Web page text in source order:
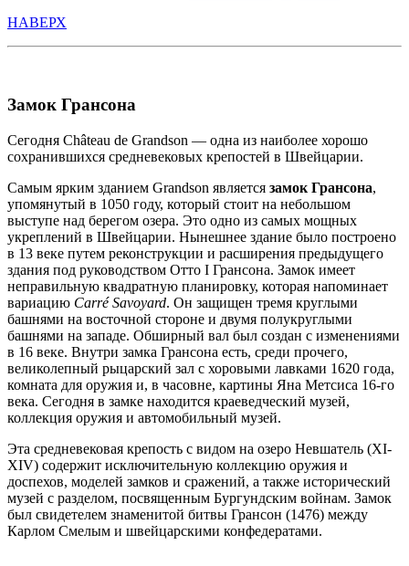
НАВЕРХ
Замок Грансона
Сегодня Château de Grandson — одна из наиболее хорошо
сохранившихся средневековых крепостей в Швейцарии.
Самым ярким зданием Grandson является замок Грансона,
упомянутый в 1050 году, который стоит на небольшом
выступе над берегом озера. Это одно из самых мощных
укреплений в Швейцарии. Нынешнее здание было построено
в 13 веке путем реконструкции и расширения предыдущего
здания под руководством Отто I Грансона. Замок имеет
неправильную квадратную планировку, которая напоминает
вариацию Carré Savoyard. Он защищен тремя круглыми
башнями на восточной стороне и двумя полукруглыми
башнями на западе. Обширный вал был создан с изменениями
в 16 веке. Внутри замка Грансона есть, среди прочего,
великолепный рыцарский зал с хоровыми лавками 1620 года,
комната для оружия и, в часовне, картины Яна Метсиса 16-го
века. Сегодня в замке находится краеведческий музей,
коллекция оружия и автомобильный музей.
Эта средневековая крепость с видом на озеро Невшатель (XI-
XIV) содержит исключительную коллекцию оружия и
доспехов, моделей замков и сражений, а также исторический
музей с разделом, посвященным Бургундским войнам. Замок
был свидетелем знаменитой битвы Грансон (1476) между
Карлом Смелым и швейцарскими конфедератами.